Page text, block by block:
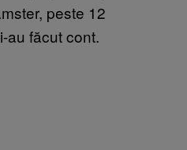
peste 12
au făcut cont.